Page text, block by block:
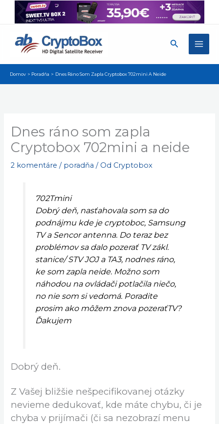
Preskočiť
Hľadať
Domov Poradňa Dnes Ráno Som Zapla Cryptobox 702mini A Neide
Dnes ráno som zapla
Cryptobox 702mini a neide
2 komentáre / poradňa / Od Cryptobox
702Tmini
Dobrý deň, nasťahovala som sa do
podnájmu kde je cryptoboc, Samsung
TV a Sencor antenna. Do teraz bez
problémov sa dalo pozerať TV zákl.
stanice/ STV JOJ a TA3, nodnes ráno,
ke som zapla neide. Možno som
náhodou na ovládači potlačila niečo,
no nie som si vedomá. Poradite
prosim ako môžem znova pozeraťTV?
Ďakujem
Dobrý deň.
Z Vašej bližšie nešpecifikovanej otázky
nevieme dedukovať, kde máte chybu, či je
chyba v prijímači (či sa nezobrazí menu